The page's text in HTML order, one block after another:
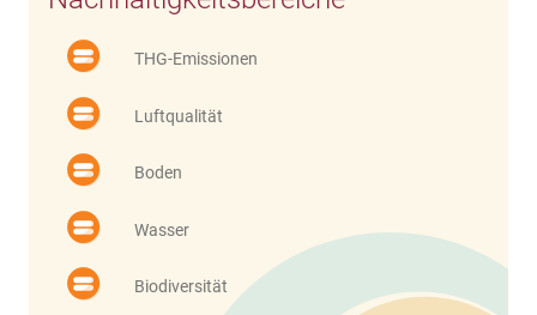
THG-Emissionen
Luftqualität
Boden
Wasser
Biodiversität